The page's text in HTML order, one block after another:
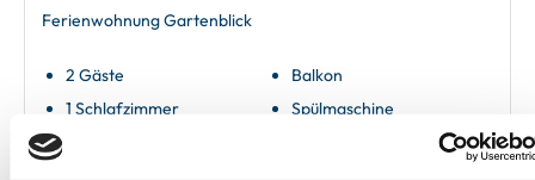
Ferienwohnung Gartenblick
2 Gäste
1 Schlafzimmer
Balkon
Spülmaschine